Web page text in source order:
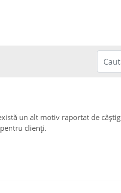
un alt motiv raportat de
clienți.